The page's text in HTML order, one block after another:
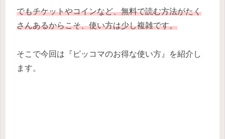
でもチケットやコインなど、無料で読む方法がたく
さんあるからこそ、使い方は少し複雑です。
そこで今回は『ピッコマのお得な使い方』を紹介し
ます。